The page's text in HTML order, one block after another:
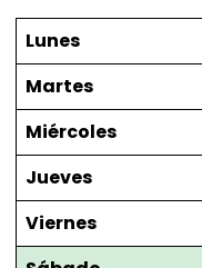
Lunes
Martes
Miércoles
Jueves
Viernes